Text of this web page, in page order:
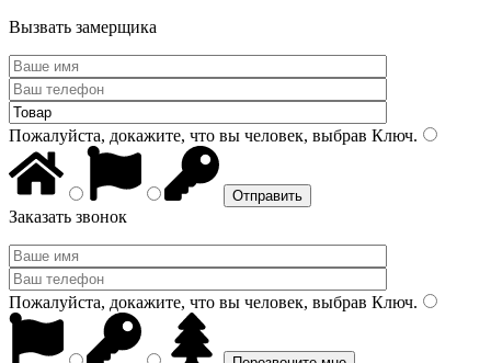
Вызвать замерщика
Пожалуйста, докажите, что вы человек, выбрав Ключ.
Заказать звонок
Пожалуйста, докажите, что вы человек, выбрав Ключ.